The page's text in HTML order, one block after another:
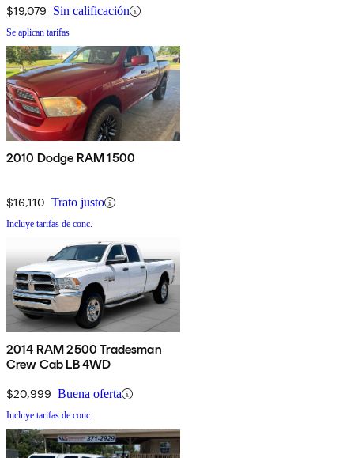
$19,079 Sin calificación
Se aplican tarifas
2010 Dodge RAM 1500
$16,110 Trato justo
Incluye tarifas de conc.
2014 RAM 2500 Tradesman
Crew Cab LB 4WD
$20,999 Buena oferta
Incluye tarifas de conc.